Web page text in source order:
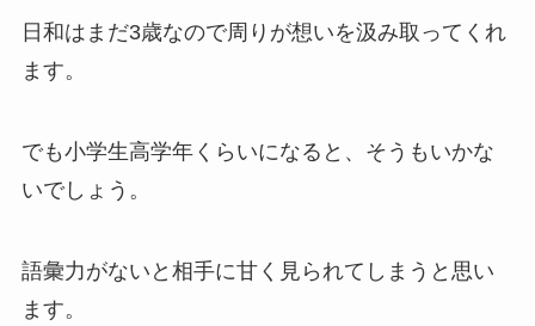
日和はまだ3歳なので周りが想いを汲み取ってくれ
ます。
でも小学生高学年くらいになると、そうもいかな
いでしょう。
語彙力がないと相手に甘く見られてしまうと思い
ます。